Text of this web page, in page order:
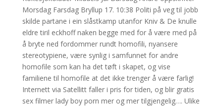
Morsdag Farsdag Bryllup 17. 10:38 Politi på veg til jobb
skilde partane i ein slåstkamp utanfor Kniv & De knulle
eldre tiril eckhoff naken begge med for å være med på
å bryte ned fordommer rundt homofili, nyansere
stereotypiene, være synlig i samfunnet for andre
homofile som kan ha det tøft i skapet, og vise
familiene til homofile at det ikke trenger å være farlig!
Internett via Satellitt faller i pris for tiden, og blir gratis
sex filmer lady boy porn mer og mer tilgjengelig…. Ulike